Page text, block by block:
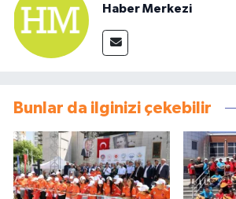
Haber Merkezi
Bunlar da ilginizi çekebilir